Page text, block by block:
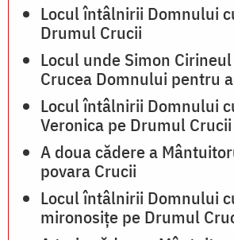
Locul întâlnirii Domnului
Drumul Crucii
Locul unde Simon
Crucea Domnului pentru
Locul întâlnirii Domnului
Veronica pe Drumul Crucii
A doua cădere a
povara Crucii
Locul întâlnirii Domnului
mironosițe pe Drumul